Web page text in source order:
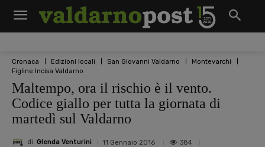
Cronaca Edizioni locali San Giovanni Valdarno
Montevarchi
Figline Incisa Valdarno
Maltempo, ora il rischio è il vento.
Codice giallo per tutta la giornata di
martedì sul Valdarno
di Glenda Venturini 11 Gennaio 2016 384